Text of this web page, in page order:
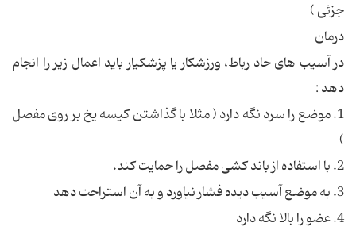
جزئی )
درمان
در آسیب های حاد رباط، ورزشکار یا پزشکیار باید اعمال زیر را انجام
دهد :
1. موضع را سرد نگه دارد ( مثلا با گذاشتن کیسه یخ بر روی مفصل
)
2. با استفاده از باند کشی مفصل را حمایت کند.
3. به موضع آسیب دیده فشار نیاورد و به آن استراحت دهد
4. عضو را بالا نگه دارد